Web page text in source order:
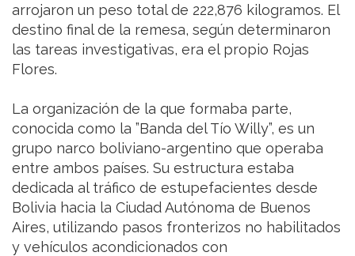
arrojaron un peso total de 222,876 kilogramos. El
destino final de la remesa, según determinaron
las tareas investigativas, era el propio Rojas
Flores.
La organización de la que formaba parte,
conocida como la ”Banda del Tío Willy”, es un
grupo narco boliviano-argentino que operaba
entre ambos países. Su estructura estaba
dedicada al tráfico de estupefacientes desde
Bolivia hacia la Ciudad Autónoma de Buenos
Aires, utilizando pasos fronterizos no habilitados
y vehículos acondicionados con